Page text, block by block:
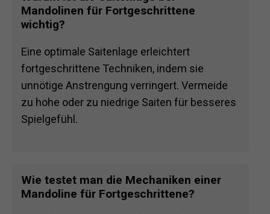
Mandolinen für Fortgeschrittene
wichtig?
Eine optimale Saitenlage erleichtert
fortgeschrittene Techniken, indem sie
unnötige Anstrengung verringert. Vermeide
zu hohe oder zu niedrige Saiten für besseres
Spielgefühl.
Wie testet man die Mechaniken einer
Mandoline für Fortgeschrittene?